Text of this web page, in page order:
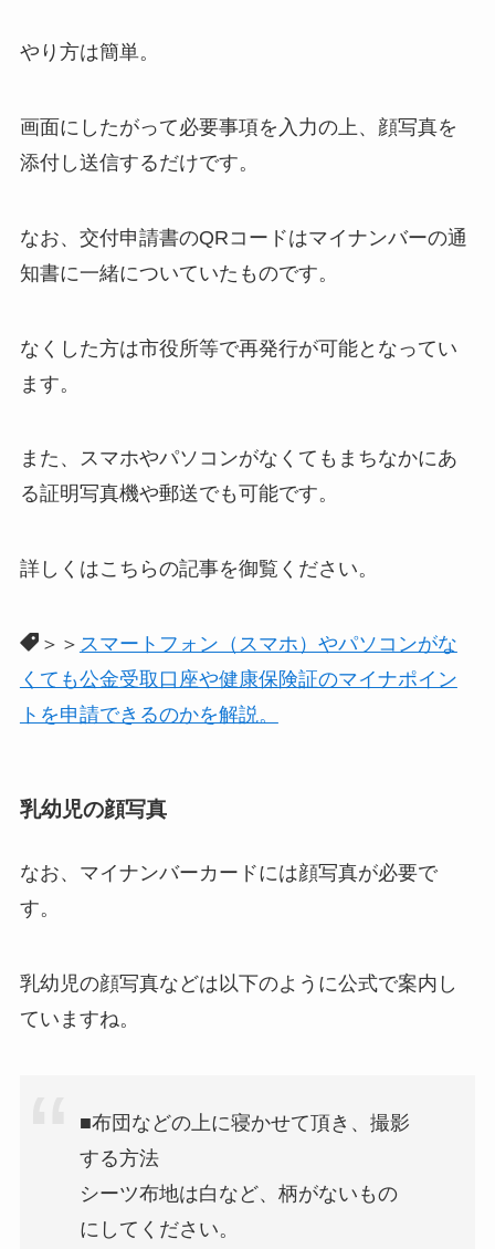
やり方は簡単。
画面にしたがって必要事項を入力の上、顔写真を
添付し送信するだけです。
なお、交付申請書のQRコードはマイナンバーの通
知書に一緒についていたものです。
なくした方は市役所等で再発行が可能となってい
ます。
また、スマホやパソコンがなくてもまちなかにあ
る証明写真機や郵送でも可能です。
詳しくはこちらの記事を御覧ください。
＞＞ スマートフォン（スマホ）やパソコンがな
くても公金受取口座や健康保険証のマイナポイン
トを申請できるのかを解説。
乳幼児の顔写真
なお、マイナンバーカードには顔写真が必要で
す。
乳幼児の顔写真などは以下のように公式で案内し
ていますね。
■布団などの上に寝かせて頂き、撮影
する方法
シーツ布地は白など、柄がないもの
にしてください。